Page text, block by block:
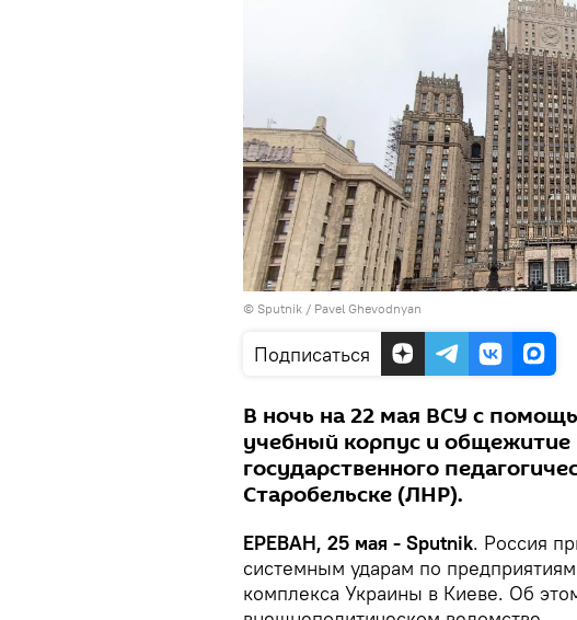
© Sputnik / Pavel Ghevodnyan
Подписаться
В ночь на 22 мая ВСУ с
учебный корпус и общежитие
государственного
Старобельске (ЛНР).
ЕРЕВАН, 25 мая - Sputnik. Россия
системным ударам по
комплекса Украины в Киеве. Об